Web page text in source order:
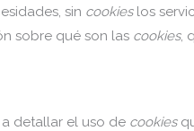
sin cookieslos
sobre qué son las cookies,
detallar el uso de cookies